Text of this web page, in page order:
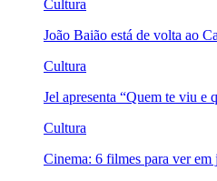
Cultura
João Baião está de volta ao
Cultura
Jel apresenta “Quem te viu e
Cultura
Cinema: 6 filmes para ver